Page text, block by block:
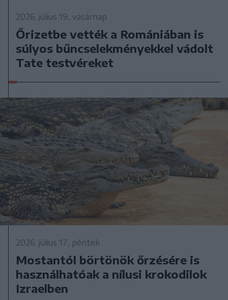
2026. július 19., vasárnap
Őrizetbe vették a Romániában is
súlyos bűncselekményekkel vádolt
Tate testvéreket
2026. július 17., péntek
Mostantól börtönök őrzésére is
használhatóak a nílusi krokodilok
Izraelben